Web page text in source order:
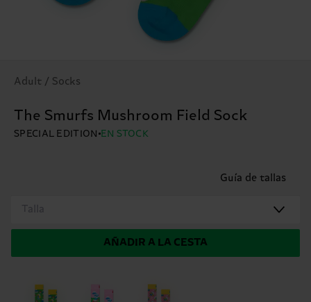
Adult / Socks
The Smurfs Mushroom Field Sock
SPECIAL EDITION EN STOCK
Guía de tallas
Talla
AÑADIR A LA CESTA